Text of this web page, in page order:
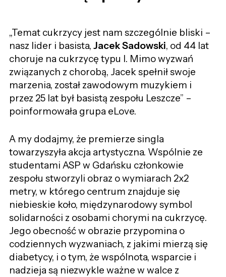
„Temat cukrzycy jest nam szczególnie bliski –
nasz lider i basista, Jacek Sadowski, od 44 lat
choruje na cukrzycę typu I. Mimo wyzwań
związanych z chorobą, Jacek spełnił swoje
marzenia, został zawodowym muzykiem i
przez 25 lat był basistą zespołu Leszcze” –
poinformowała grupa eLove.
A my dodajmy, że premierze singla
towarzyszyła akcja artystyczna. Wspólnie ze
studentami ASP w Gdańsku członkowie
zespołu stworzyli obraz o wymiarach 2x2
metry, w którego centrum znajduje się
niebieskie koło, międzynarodowy symbol
solidarności z osobami chorymi na cukrzycę.
Jego obecność w obrazie przypomina o
codziennych wyzwaniach, z jakimi mierzą się
diabetycy, i o tym, że wspólnota, wsparcie i
nadzieja są niezwykle ważne w walce z